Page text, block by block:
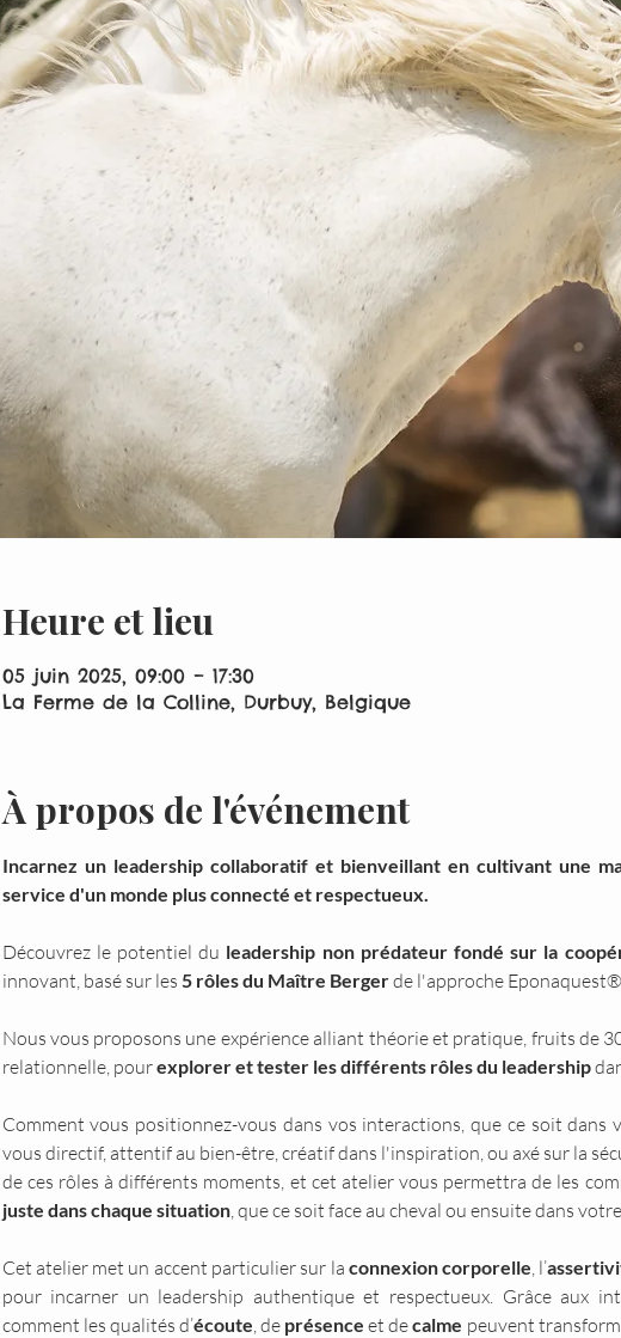
Heure et lieu
05 juin 2025, 09:00 – 17:30
La Ferme de la Colline, Durbuy, Belgique
À propos de l'événement
Incarnez un leadership collaboratif et bienveillant en cultivant une
service d'un monde plus connecté et respectueux.
Découvrez le potentiel du leadership non prédateur fondé sur la
innovant, basé sur les 5 rôles du Maître Berger de l'approche
Nous vous proposons une expérience alliant théorie et pratique, fruits de
relationnelle, pour explorer et tester les différents rôles du leadership
Comment vous positionnez-vous dans vos interactions, que ce soit dans
vous directif, attentif au bien-être, créatif dans l'inspiration, ou axé sur la
de ces rôles à différents moments, et cet atelier vous permettra de les
juste dans chaque situation, que ce soit face au cheval ou ensuite dans
Cet atelier met un accent particulier sur la connexion corporelle, l’
pour incarner un leadership authentique et respectueux. Grâce aux
comment les qualités d’écoute, de présence et de calme peuvent